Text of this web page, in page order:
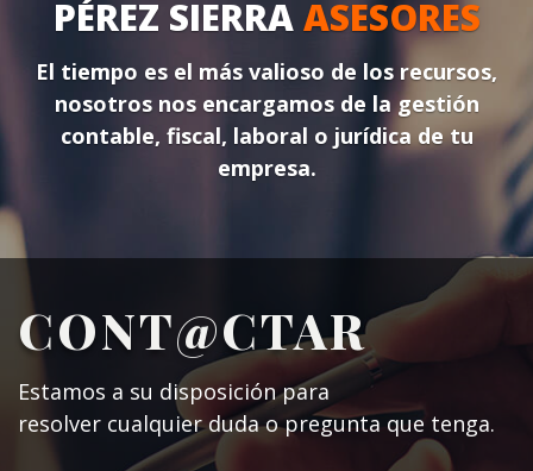
PÉREZ SIERRAASESORES
El tiempo es el más valioso de los recursos,
nosotros nos encargamos de la gestión
contable, fiscal, laboral o jurídica de tu
empresa.
CONT@CTAR
Estamos a su disposición para
resolver cualquier duda o pregunta que tenga.